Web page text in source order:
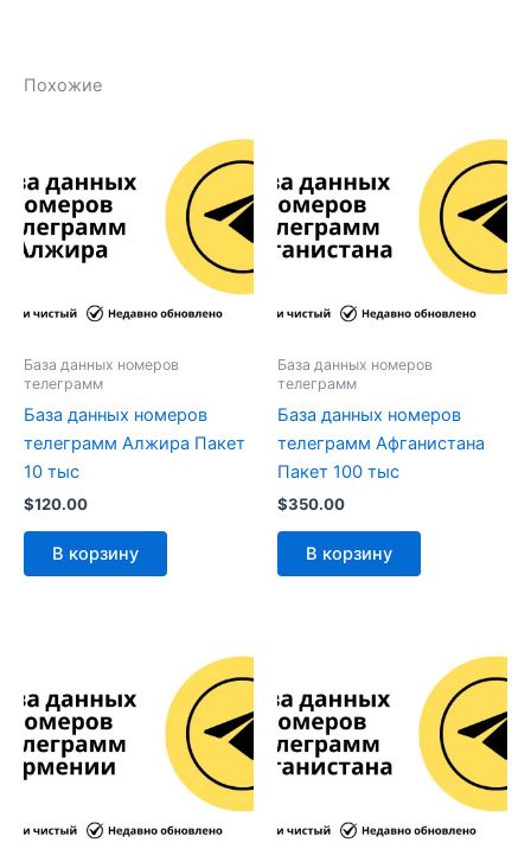
Похожие
База данных номеров
телеграмм
База данных номеров
телеграмм Алжира Пакет
10 тыс
$120.00
В корзину
База данных номеров
телеграмм
База данных номеров
телеграмм Афганистана
Пакет 100 тыс
$350.00
В корзину